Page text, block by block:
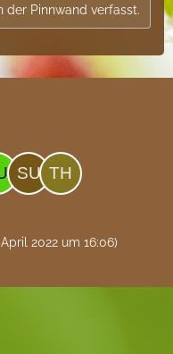
der Pinnwand verfasst.
April 2022 um 16:06)